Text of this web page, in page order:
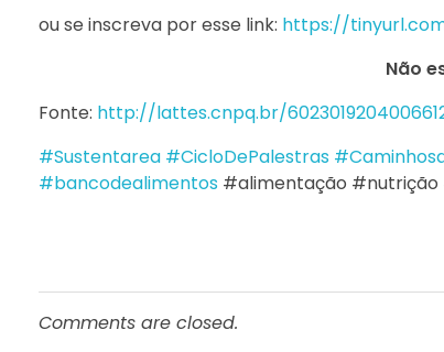
ou se inscreva por esse link: https://
Não
Fonte: http://lattes.cnpq.br/
#Sustentarea #CicloDePalestras
#bancodealimentos #alimentação
Comments are closed.